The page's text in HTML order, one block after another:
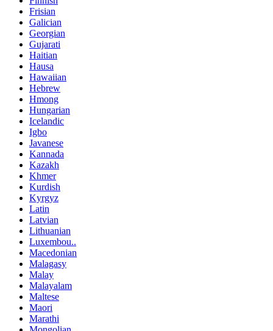
Frisian
Galician
Georgian
Gujarati
Haitian
Hausa
Hawaiian
Hebrew
Hmong
Hungarian
Icelandic
Igbo
Javanese
Kannada
Kazakh
Khmer
Kurdish
Kyrgyz
Latin
Latvian
Lithuanian
Luxembou..
Macedonian
Malagasy
Malay
Malayalam
Maltese
Maori
Marathi